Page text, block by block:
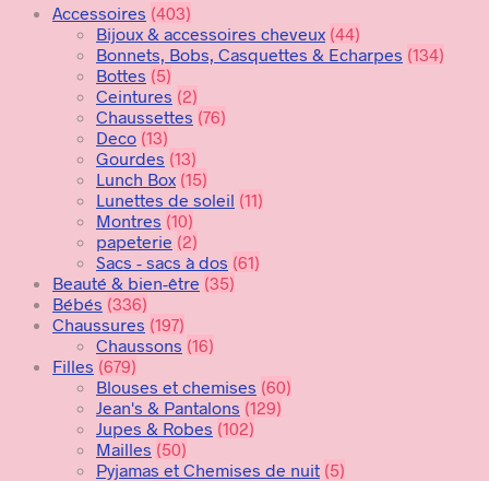
Accessoires (403)
Bijoux & accessoires cheveux (44)
Bonnets, Bobs, Casquettes & Echarpes (134)
Bottes (5)
Ceintures (2)
Chaussettes (76)
Deco (13)
Gourdes (13)
Lunch Box (15)
Lunettes de soleil (11)
Montres (10)
papeterie (2)
Sacs - sacs à dos (61)
Beauté & bien-être (35)
Bébés (336)
Chaussures (197)
Chaussons (16)
Filles (679)
Blouses et chemises (60)
Jean's & Pantalons (129)
Jupes & Robes (102)
Mailles (50)
Pyjamas et Chemises de nuit (5)